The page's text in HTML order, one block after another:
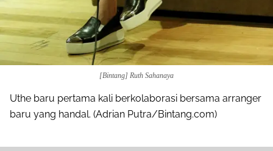
[Bintang] Ruth Sahanaya
Uthe baru pertama kali berkolaborasi bersama arranger
baru yang handal. (Adrian Putra/Bintang.com)